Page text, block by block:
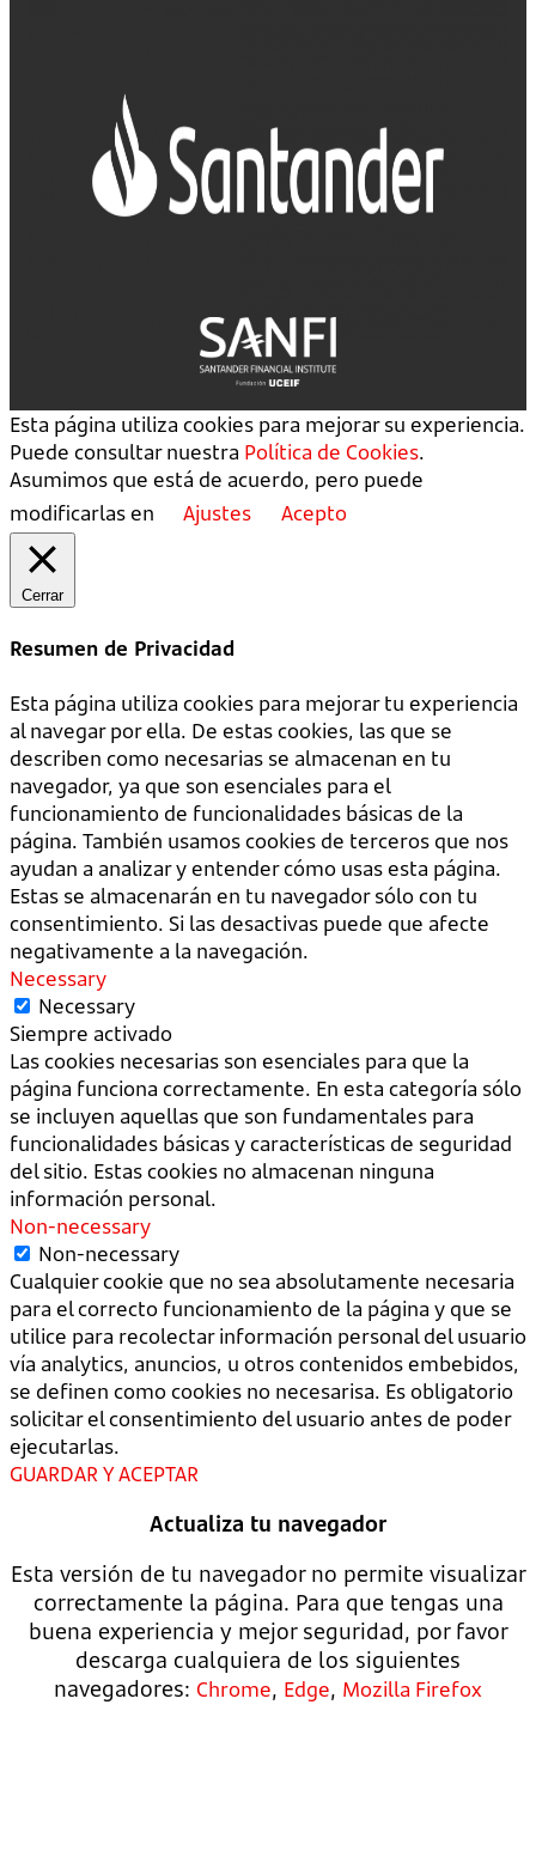
Esta página utiliza cookies para mejorar su experiencia.
Puede consultar nuestra Política de Cookies.
Asumimos que está de acuerdo, pero puede
modificarlas en
Ajustes Acepto
Cerrar
Resumen de Privacidad
Esta página utiliza cookies para mejorar tu experiencia
al navegar por ella. De estas cookies, las que se
describen como necesarias se almacenan en tu
navegador, ya que son esenciales para el
funcionamiento de funcionalidades básicas de la
página. También usamos cookies de terceros que nos
ayudan a analizar y entender cómo usas esta página.
Estas se almacenarán en tu navegador sólo con tu
consentimiento. Si las desactivas puede que afecte
negativamente a la navegación.
Necessary
Necessary
Siempre activado
Las cookies necesarias son esenciales para que la
página funciona correctamente. En esta categoría sólo
se incluyen aquellas que son fundamentales para
funcionalidades básicas y características de seguridad
del sitio. Estas cookies no almacenan ninguna
información personal.
Non-necessary
Non-necessary
Cualquier cookie que no sea absolutamente necesaria
para el correcto funcionamiento de la página y que se
utilice para recolectar información personal del usuario
vía analytics, anuncios, u otros contenidos embebidos,
se definen como cookies no necesarisa. Es obligatorio
solicitar el consentimiento del usuario antes de poder
ejecutarlas.
GUARDAR Y ACEPTAR
Actualiza tu navegador
Esta versión de tu navegador no permite visualizar
correctamente la página. Para que tengas una
buena experiencia y mejor seguridad, por favor
descarga cualquiera de los siguientes
navegadores: Chrome, Edge, Mozilla Firefox